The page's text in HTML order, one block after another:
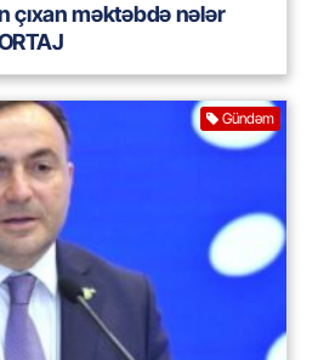
çıxan məktəbdə nələr
Gündəm